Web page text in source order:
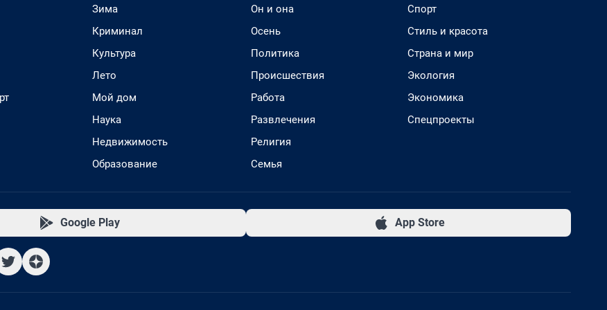
Зима
Криминал
Культура
Лето
Мой дом
Наука
Недвижимость
Образование
Он и она
Осень
Политика
Происшествия
Работа
Развлечения
Религия
Семья
Спорт
Стиль и красота
Страна и мир
Экология
Экономика
Спецпроекты
Google Play App Store